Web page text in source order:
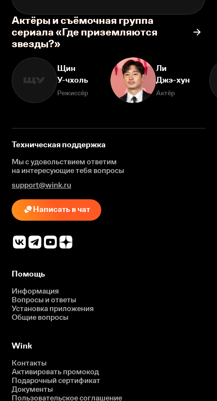
Актёры и съёмочная группа
сериала «Где приземляются
звезды?»
ЩУ
Щин
У-чхоль
Режиссёр
Ли
Джэ-хун
Актёр
Техническая поддержка
Мы с удовольствием ответим
на интересующиетебя вопросы
support@wink.ru
Написать в чат
Помощь
Информация
Вопросы и ответы
Установка приложения
Общие вопросы
Wink
Контакты
Активировать промокод
Подарочный сертификат
Документы
Пользовательское соглашение